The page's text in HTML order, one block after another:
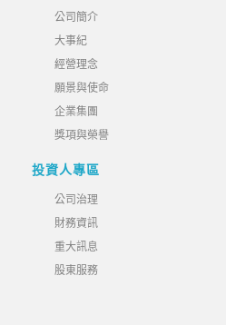
公司簡介
大事紀
經營理念
願景與使命
企業集團
獎項與榮譽
投資人專區
公司治理
財務資訊
重大訊息
股東服務